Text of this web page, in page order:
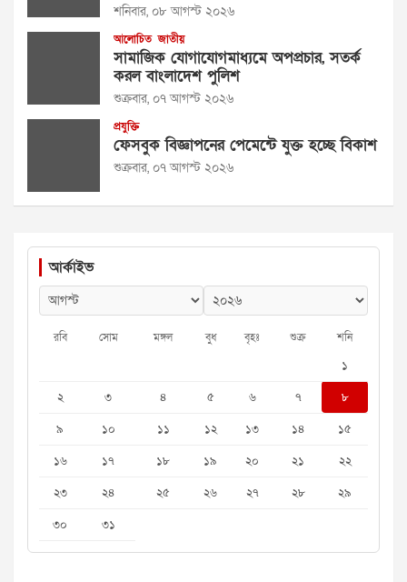
শনিবার, ০৮ আগস্ট ২০২৬
আলোচিত জাতীয়
সামাজিক যোগাযোগমাধ্যমে অপপ্রচার, সতর্ক
করল বাংলাদেশ পুলিশ
শুক্রবার, ০৭ আগস্ট ২০২৬
প্রযুক্তি
ফেসবুক বিজ্ঞাপনের পেমেন্টে যুক্ত হচ্ছে বিকাশ
শুক্রবার, ০৭ আগস্ট ২০২৬
আর্কাইভ
রবি সোম মঙ্গল বুধ বৃহঃ শুক্র শনি
১
২
৩ ৪ ৫ ৬ ৭
৮
৯
১০ ১১ ১২ ১৩ ১৪
১৫
১৬
১৭ ১৮ ১৯ ২০ ২১
২২
২৩
২৪ ২৫ ২৬ ২৭ ২৮
২৯
৩০
৩১